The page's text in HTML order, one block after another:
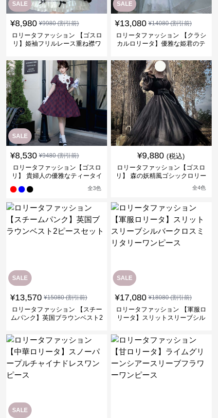
SALE
¥8,980 ¥9980(割引前)
ロリータファッション 【ゴスロ
リ】姫袖フリルレース重ね襟ワ
SALE
¥13,080 ¥14080(割引前)
ロリータファッション 【クラシ
カルロリータ】優雅な姫君のテ
SALE
¥8,530 ¥9480(割引前)
ロリータファッション【ゴスロ
リ】 貴婦人の優雅なティータイ
全3色
¥9,880 (税込)
ロリータファッション【ゴスロ
リ】 森の妖精風ゴシックロリー
全4色
SALE
¥13,570 ¥15080(割引前)
ロリータファッション 【スチー
ムパンク】英国ブラウンベスト2
SALE
¥17,080 ¥18080(割引前)
ロリータファッション 【軍服ロ
リータ】スリットスリーブシル
SALE